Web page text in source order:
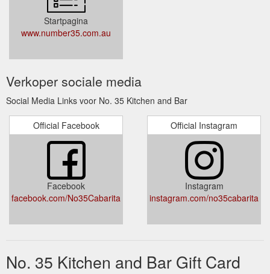
Startpagina
www.number35.com.au
Verkoper sociale media
Social Media Links voor No. 35 Kitchen and Bar
Official Facebook
Facebook
facebook.com/No35Cabarita
Official Instagram
Instagram
instagram.com/no35cabarita
No. 35 Kitchen and Bar Gift Card